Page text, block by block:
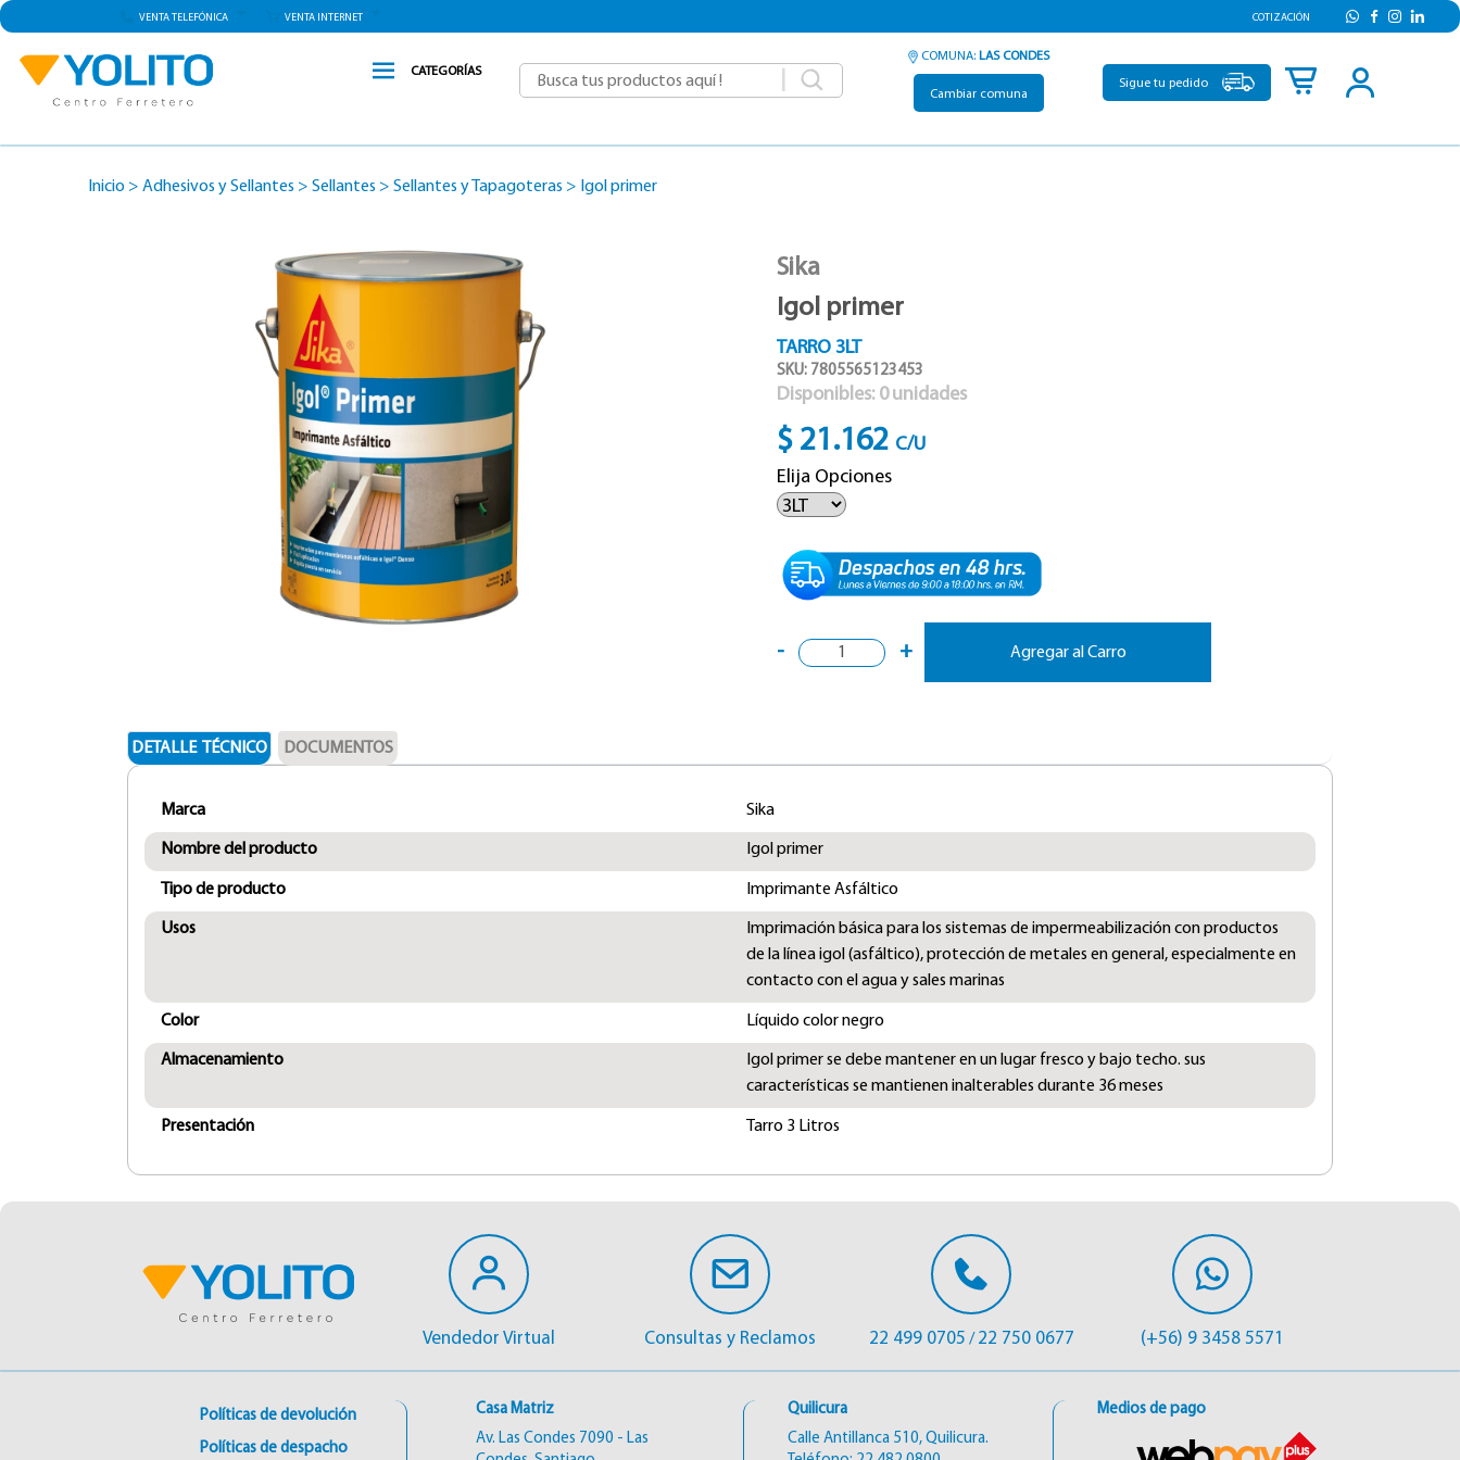
VENTA TELEFÓNICA VENTA INTERNET COTIZACIÓN
CATEGORÍAS
COMUNA: LAS CONDES
Cambiar comuna
Sigue tu pedido
Inicio > Adhesivos y Sellantes > Sellantes > Sellantes y Tapagoteras > Igol primer
Sika
Igol primer
TARRO 3LT
SKU: 7805565123453
Disponibles: 0 unidades
$ 21.162 C/U
Elija Opciones
- + Agregar al Carro
DETALLE TÉCNICO DOCUMENTOS
Marca Sika
Nombre del producto Igol primer
Tipo de producto Imprimante Asfáltico
Usos
Imprimación básica para los sistemas de impermeabilización con productos
de la línea igol (asfáltico), protección de metales en general, especialmente en
contacto con el agua y sales marinas
Color Líquido color negro
Almacenamiento
Igol primer se debe mantener en un lugar fresco y bajo techo. sus
características se mantienen inalterables durante 36 meses
Presentación Tarro 3 Litros
Vendedor Virtual Consultas y Reclamos 22 499 0705 / 22 750 0677 (+56) 9 3458 5571
Políticas de devolución
Políticas de despacho
Casa Matriz
Av. Las Condes 7090 - Las
Quilicura
Calle Antillanca 510, Quilicura.
Medios de pago